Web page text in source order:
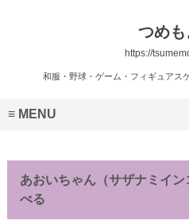
つめも
https://
和服・野球・ゲーム・フィギュアス
MENU
あおいちゃん（サザナミイ
べる